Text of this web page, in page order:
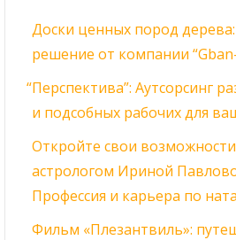
Доски ценных пород
решение от компании
“Перспектива”: Аутсорсинг
и подсобных рабочих для
Откройте свои
астрологом Ириной
Профессия и карьера по
Фильм «Плезантвиль»: